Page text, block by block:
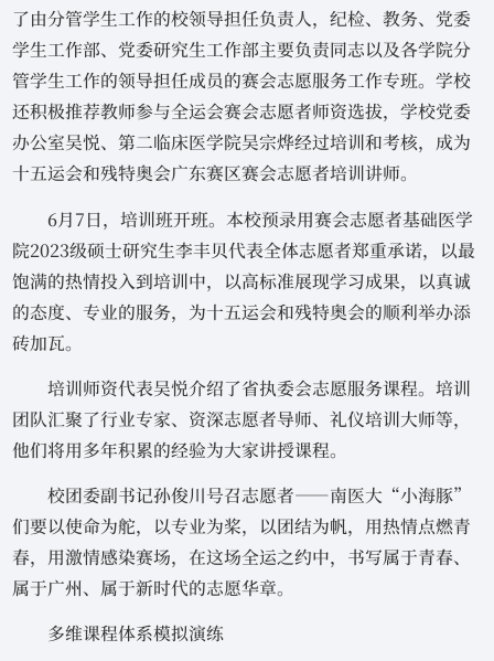
了由分管学生工作的校领导担任负责人，纪检、教务、党委
学生工作部、党委研究生工作部主要负责同志以及各学院分
管学生工作的领导担任成员的赛会志愿服务工作专班。学校
还积极推荐教师参与全运会赛会志愿者师资选拔，学校党委
办公室吴悦、第二临床医学院吴宗烨经过培训和考核，成为
十五运会和残特奥会广东赛区赛会志愿者培训讲师。
6月7日，培训班开班。本校预录用赛会志愿者基础医学
院2023级硕士研究生李丰贝代表全体志愿者郑重承诺，以最
饱满的热情投入到培训中，以高标准展现学习成果，以真诚
的态度、专业的服务，为十五运会和残特奥会的顺利举办添
砖加瓦。
培训师资代表吴悦介绍了省执委会志愿服务课程。培训
团队汇聚了行业专家、资深志愿者导师、礼仪培训大师等，
他们将用多年积累的经验为大家讲授课程。
校团委副书记孙俊川号召志愿者——南医大“小海豚”
们要以使命为舵，以专业为桨，以团结为帆，用热情点燃青
春，用激情感染赛场，在这场全运之约中，书写属于青春、
属于广州、属于新时代的志愿华章。
多维课程体系模拟演练